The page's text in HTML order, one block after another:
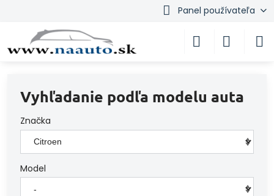
Panel používateľa
Vyhľadanie podľa modelu auta
Značka
Model